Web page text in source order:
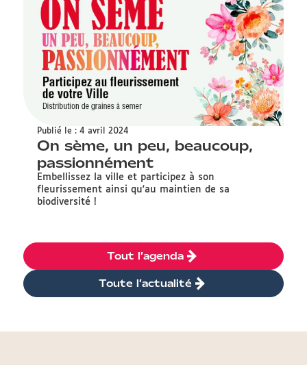
Publié le : 4 avril 2024
On sème, un peu, beaucoup,
passionnément
Embellissez la ville et participez à son
fleurissement ainsi qu'au maintien de sa
biodiversité !
Tout l’agenda
Toute l’actualité